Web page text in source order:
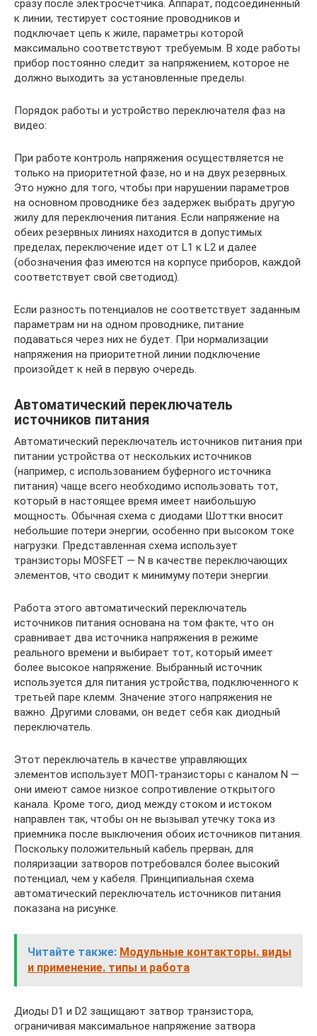
сразу после электросчетчика. Аппарат, подсоединенный
к линии, тестирует состояние проводников и
подключает цепь к жиле, параметры которой
максимально соответствуют требуемым. В ходе работы
прибор постоянно следит за напряжением, которое не
должно выходить за установленные пределы.
Порядок работы и устройство переключателя фаз на
видео:
При работе контроль напряжения осуществляется не
только на приоритетной фазе, но и на двух резервных.
Это нужно для того, чтобы при нарушении параметров
на основном проводнике без задержек выбрать другую
жилу для переключения питания. Если напряжение на
обеих резервных линиях находится в допустимых
пределах, переключение идет от L1 к L2 и далее
(обозначения фаз имеются на корпусе приборов, каждой
соответствует свой светодиод).
Если разность потенциалов не соответствует заданным
параметрам ни на одном проводнике, питание
подаваться через них не будет. При нормализации
напряжения на приоритетной линии подключение
произойдет к ней в первую очередь.
Автоматический переключатель
источников питания
Автоматический переключатель источников питания при
питании устройства от нескольких источников
(например, с использованием буферного источника
питания) чаще всего необходимо использовать тот,
который в настоящее время имеет наибольшую
мощность. Обычная схема с диодами Шоттки вносит
небольшие потери энергии, особенно при высоком токе
нагрузки. Представленная схема использует
транзисторы MOSFET — N в качестве переключающих
элементов, что сводит к минимуму потери энергии.
Работа этого автоматический переключатель
источников питания основана на том факте, что он
сравнивает два источника напряжения в режиме
реального времени и выбирает тот, который имеет
более высокое напряжение. Выбранный источник
используется для питания устройства, подключенного к
третьей паре клемм. Значение этого напряжения не
важно. Другими словами, он ведет себя как диодный
переключатель.
Этот переключатель в качестве управляющих
элементов использует МОП-транзисторы с каналом N —
они имеют самое низкое сопротивление открытого
канала. Кроме того, диод между стоком и истоком
направлен так, чтобы он не вызывал утечку тока из
приемника после выключения обоих источников питания.
Поскольку положительный кабель прерван, для
поляризации затворов потребовался более высокий
потенциал, чем у кабеля. Принципиальная схема
автоматический переключатель источников питания
показана на рисунке.
Читайте также: Модульные контакторы. виды
и применение. типы и работа
Диоды D1 и D2 защищают затвор транзистора,
ограничивая максимальное напряжение затвора